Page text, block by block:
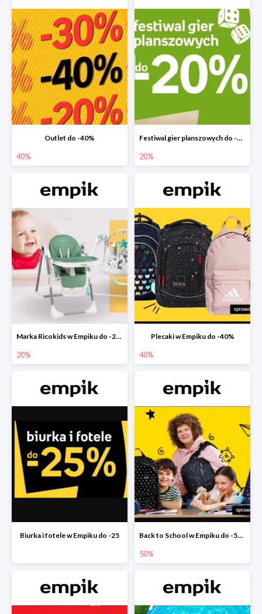
Outlet do -40%
40%
Festiwal gier planszowych do -20%
20%
Marka Ricokids w Empiku do -20%
20%
Plecaki w Empiku do -40%
40%
Biurka i fotele w Empiku do -25 Back to School w Empiku do -50%
50%